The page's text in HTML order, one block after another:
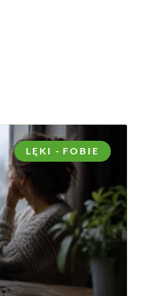
LĘKI - FOBIE